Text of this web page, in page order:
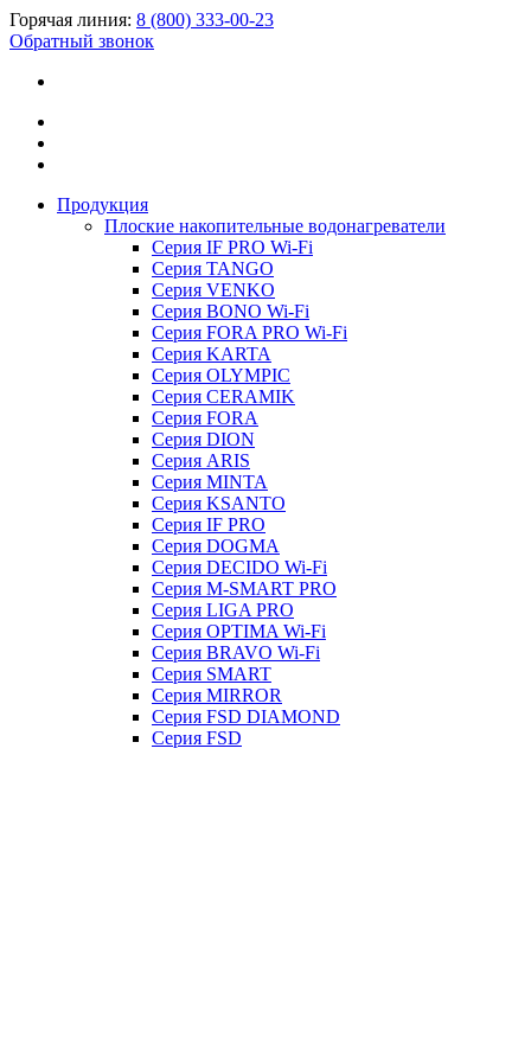
Горячая линия: 8 (800) 333-00-23
Обратный звонок
Продукция
Плоские накопительные водонагреватели
Серия IF PRO Wi-Fi
Серия TANGO
Серия VENKO
Серия BONO Wi-Fi
Серия FORA PRO Wi-Fi
Серия KARTA
Серия OLYMPIC
Серия CERAMIK
Серия FORA
Серия DION
Серия ARIS
Серия MINTA
Серия KSANTO
Серия IF PRO
Серия DOGMA
Серия DECIDO Wi-Fi
Серия M-SMART PRO
Серия LIGA PRO
Серия OPTIMA Wi-Fi
Серия BRAVO Wi-Fi
Серия SMART
Серия MIRROR
Серия FSD DIAMOND
Серия FSD